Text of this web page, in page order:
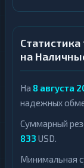
на
На 8 августа
надежных
Суммарный
833 USD.
Минимальная